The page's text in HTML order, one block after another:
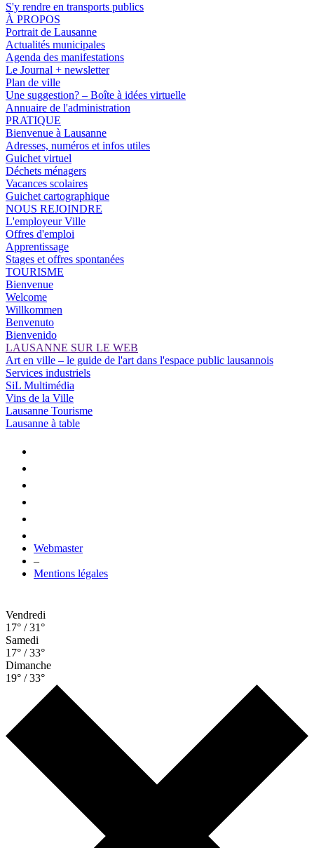
S'y rendre en transports publics
À PROPOS
Portrait de Lausanne
Actualités municipales
Agenda des manifestations
Le Journal + newsletter
Plan de ville
Une suggestion? – Boîte à idées virtuelle
Annuaire de l'administration
PRATIQUE
Bienvenue à Lausanne
Adresses, numéros et infos utiles
Guichet virtuel
Déchets ménagers
Vacances scolaires
Guichet cartographique
NOUS REJOINDRE
L'employeur Ville
Offres d'emploi
Apprentissage
Stages et offres spontanées
TOURISME
Bienvenue
Welcome
Willkommen
Benvenuto
Bienvenido
LAUSANNE SUR LE WEB
Art en ville – le guide de l'art dans l'espace public lausannois
Services industriels
SiL Multimédia
Vins de la Ville
Lausanne Tourisme
Lausanne à table
Webmaster
–
Mentions légales
Vendredi
17° / 31°
Samedi
17° / 33°
Dimanche
19° / 33°